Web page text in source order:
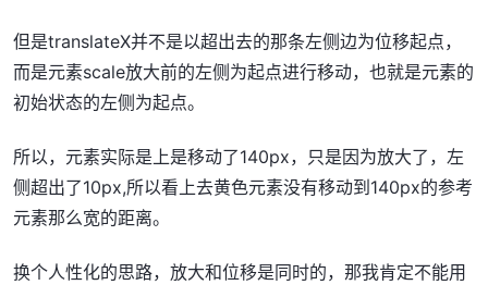
但是translateX并不是以超出去的那条左侧边为位移起点，
而是元素scale放大前的左侧为起点进行移动，也就是元素的
初始状态的左侧为起点。
所以，元素实际是上是移动了140px，只是因为放大了，左
侧超出了10px,所以看上去黄色元素没有移动到140px的参考
元素那么宽的距离。
换个人性化的思路，放大和位移是同时的，那我肯定不能用